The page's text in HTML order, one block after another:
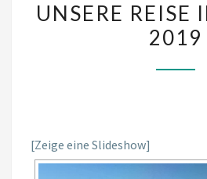
IN
UNSERE REISE
2019
[Zeige eine Slideshow]